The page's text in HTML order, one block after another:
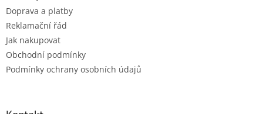
Doprava a platby
Reklamační řád
Jak nakupovat
Obchodní podmínky
Podmínky ochrany osobních údajů